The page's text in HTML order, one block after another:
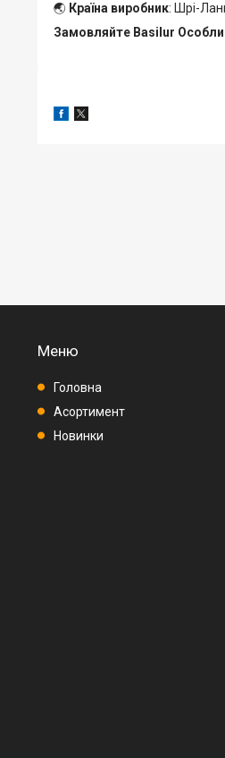
🌏 Країна виробник: Шрі-
Замовляйте Basilur
Меню
Головна
Асортимент
Новинки